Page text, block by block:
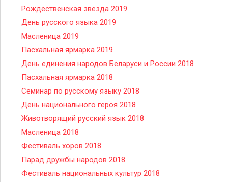
Рождественская звезда 2019
День русского языка 2019
Масленица 2019
Пасхальная ярмарка 2019
День единения народов Беларуси и России 2018
Пасхальная ярмарка 2018
Семинар по русскому языку 2018
День национального героя 2018
Животворящий русский язык 2018
Масленица 2018
Фестиваль хоров 2018
Парад дружбы народов 2018
Фестиваль национальных культур 2018